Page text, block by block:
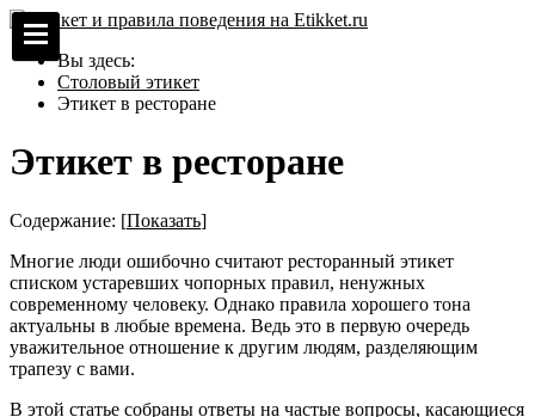
Вы здесь:
Столовый этикет
Этикет в ресторане
Этикет в ресторане
Содержание: [Показать]
Многие люди ошибочно считают ресторанный этикет
списком устаревших чопорных правил, ненужных
современному человеку. Однако правила хорошего тона
актуальны в любые времена. Ведь это в первую очередь
уважительное отношение к другим людям, разделяющим
трапезу с вами.
В этой статье собраны ответы на частые вопросы, касающиеся